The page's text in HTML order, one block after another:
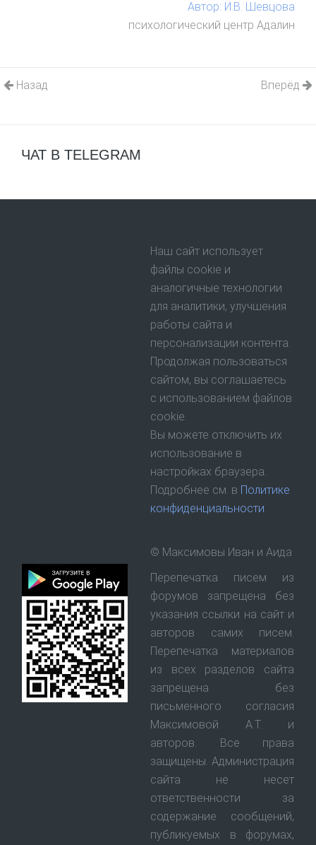
Автор: И.В. Шевцова
психологический центр Адалин
Назад Вперёд
ЧАТ В TELEGRAM
Наш сайт использует
файлы cookie и
аналогичные технологии
для аналитики, улучшения
работы сайта и
персонализации контента.
Продолжая пользоваться
сайтом, вы соглашаетесь
с использованием файлов
cookie.
Вы можете отключить их
использование в
настройках браузера.
Подробнее см. в Политике
конфиденциальности.
© Максимовы Иван и Аида
Перепечатка писем из
форумов запрещена без
указания ссылки на сайт и
авторов самих писем.
Перепечатка материалов
из всех разделов сайта
запрещена без
письменного согласия
Максимовой А.Т. и
авторов. Все права
защищены. Администрация
сайта не несет
ответственности за
содержание сообщений,
публикуемых в форумах,